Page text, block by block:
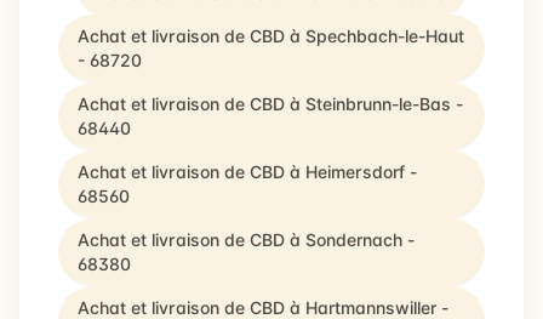
Achat et livraison de CBD à Spechbach-le-Haut
- 68720
Achat et livraison de CBD à Steinbrunn-le-Bas -
68440
Achat et livraison de CBD à Heimersdorf -
68560
Achat et livraison de CBD à Sondernach -
68380
Achat et livraison de CBD à Hartmannswiller -